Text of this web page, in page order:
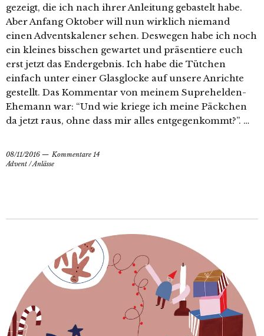
gezeigt, die ich nach ihrer Anleitung gebastelt habe.
Aber Anfang Oktober will nun wirklich niemand
einen Adventskalener sehen. Deswegen habe ich noch
ein kleines bisschen gewartet und präsentiere euch
erst jetzt das Endergebnis. Ich habe die Tütchen
einfach unter einer Glasglocke auf unsere Anrichte
gestellt. Das Kommentar von meinem Suprehelden-
Ehemann war: “Und wie kriege ich meine Päckchen
da jetzt raus, ohne dass mir alles entgegenkommt?”. …
08/11/2016
Kommentare 14
Advent /Anlässe